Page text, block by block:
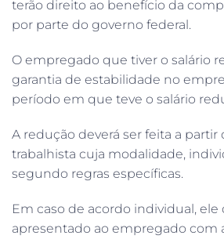
terão direito ao benefício da
por parte do governo federal.
O empregado que tiver o salário
garantia de estabilidade no
período em que teve o salário
A redução deverá ser feita a partir
trabalhista cuja modalidade,
segundo regras específicas.
Em caso de acordo individual, ele
apresentado ao empregado com